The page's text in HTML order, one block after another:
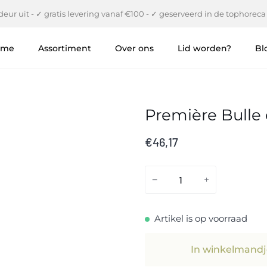
uit - ✓ gratis levering vanaf €100 - ✓ geserveerd in de tophoreca
Assortiment Over ons Lid worden?
Première Bulle
€46,17
− +
Artikel is op voorraad
In